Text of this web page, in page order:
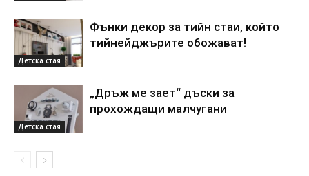
Детска стая
Фънки декор за тийн стаи, който
тийнейджърите обожават!
Детска стая
„Дръж ме зает“ дъски за
прохождащи малчугани